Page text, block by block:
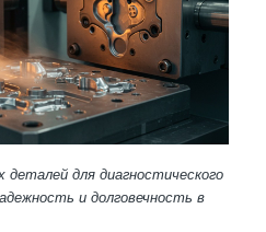
для диагностического
и долговечность в